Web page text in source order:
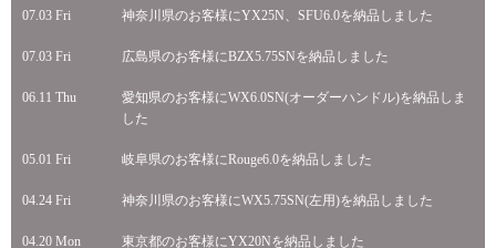
07.03 Fri 神奈川県のお客様にYX25N、SFU6.0を納品しました
07.03 Fri 広島県のお客様にBZX5.75SNを納品しました
06.11 Thu
愛知県のお客様にWX6.0SN(オーダーハンドル)を納品しま
した
05.01 Fri 岐阜県のお客様にRouge6.0を納品しました
04.24 Fri 神奈川県のお客様にWX5.75SN(左用)を納品しました
04.20 Mon 東京都のお客様にYX20Nを納品しました